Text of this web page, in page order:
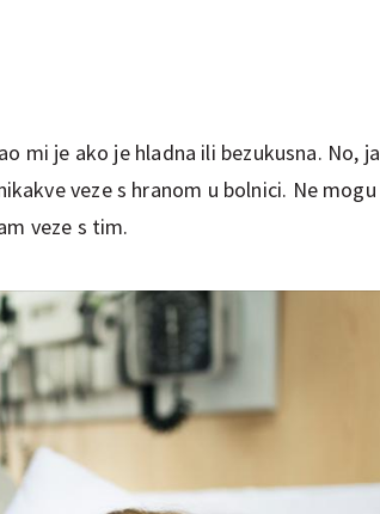
mi je ako je hladna ili bezukusna. No, ja
veze s hranom u bolnici. Ne mogu
veze s tim.